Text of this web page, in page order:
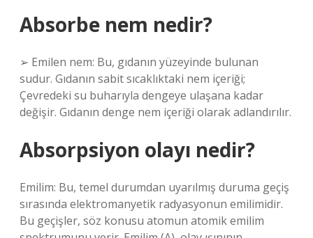
Absorbe nem nedir?
➢ Emilen nem: Bu, gıdanın yüzeyinde bulunan
sudur. Gıdanın sabit sıcaklıktaki nem içeriği;
Çevredeki su buharıyla dengeye ulaşana kadar
değişir. Gıdanın denge nem içeriği olarak adlandırılır.
Absorpsiyon olayı nedir?
Emilim: Bu, temel durumdan uyarılmış duruma geçiş
sırasında elektromanyetik radyasyonun emilimidir.
Bu geçişler, söz konusu atomun atomik emilim